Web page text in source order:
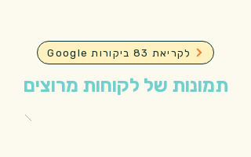
Google לקריאת 83 ביקורות
תמונות של לקוחות מרוצים